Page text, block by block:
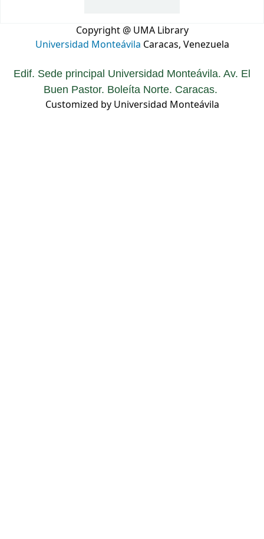
Copyright @ UMA Library
Universidad Monteávila Caracas, Venezuela
Edif. Sede principal Universidad Monteávila. Av. El
Buen Pastor. Boleíta Norte. Caracas.
Customized by Universidad Monteávila